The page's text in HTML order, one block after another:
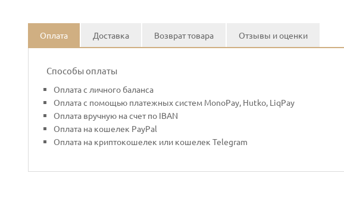
Оплата Доставка Возврат товара Отзывы и оценки
Способы оплаты
Оплата с личного баланса
Оплата с помощью платежных систем MonoPay, Hutko, LiqPay
Оплата вручную на счет по IBAN
Оплата на кошелек PayPal
Оплата на криптокошелек или кошелек Telegram